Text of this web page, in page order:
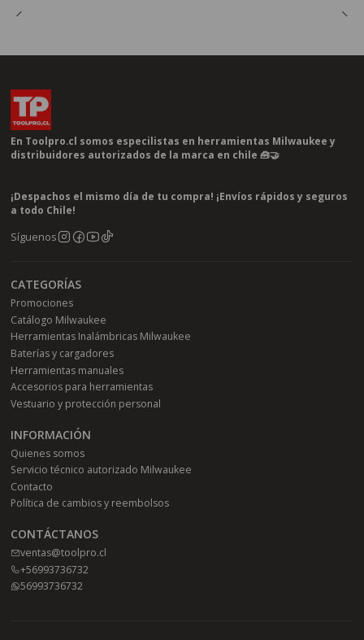
En Toolpro.cl somos especilistas en herramientas Milwaukee y
distribuidores autorizados de la marca en chile 🧰🤝
¡Despachos el mismo día de tu compra! ¡Envíos rápidos y seguros
a todo Chile!
Síguenos
CATEGORÍAS
Promociones
Catálogo Milwaukee
Herramientas Inalámbricas Milwaukee
Baterías y cargadores
Herramientas manuales
Accesorios para herramientas
Vestuario y protección personal
INFORMACIÓN
Quienes somos
Servicio técnico autorizado Milwaukee
Contacto
Política de cambios y reembolsos
CONTÁCTANOS
ventas@toolpro.cl
+56993736732
56993736732